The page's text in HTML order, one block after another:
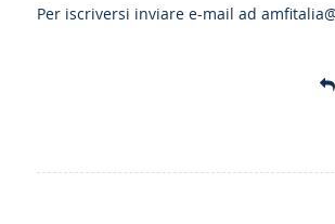
Per iscriversi inviare e-mail ad